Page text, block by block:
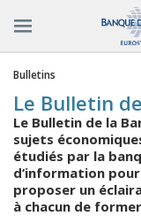
Vous êtes ici
Bulletins
Le Bulletin
Le Bulletin de la
sujets
étudiés par la
d’information
proposer un
à chacun de